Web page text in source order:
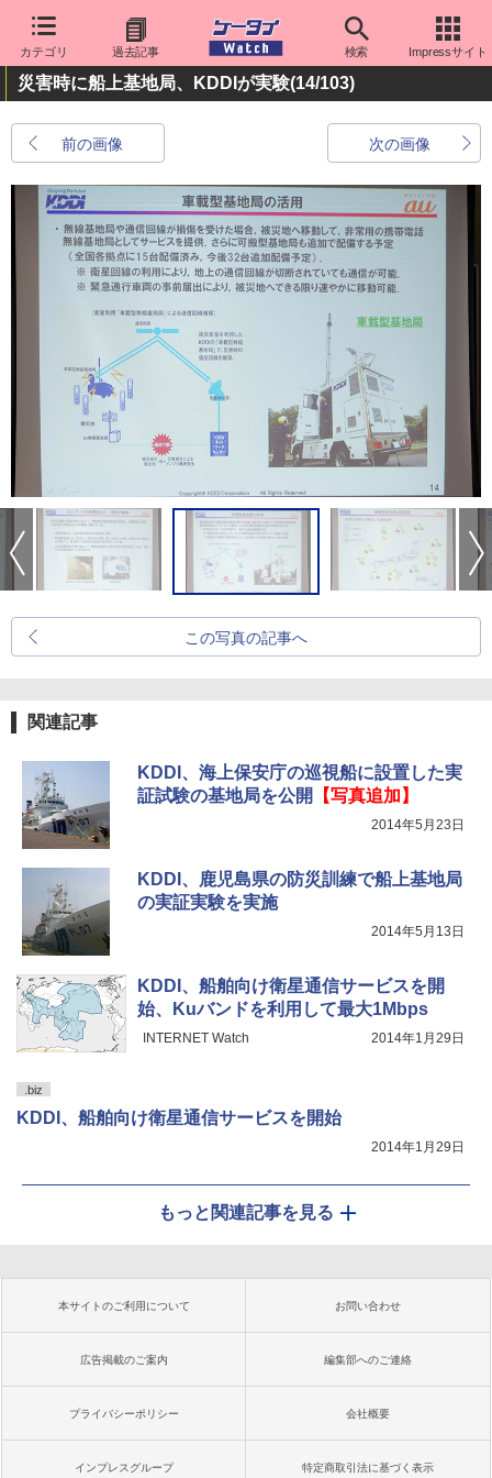
カテゴリ 過去記事 検索 Impressサイト
災害時に船上基地局、KDDIが実験(14/103)
前の画像 次の画像
この写真の記事へ
関連記事
KDDI、海上保安庁の巡視船に設置した実
証試験の基地局を公開
【写真追加】
2014年5月23日
KDDI、鹿児島県の防災訓練で船上基地局
の実証実験を実施
2014年5月13日
KDDI、船舶向け衛星通信サービスを開
始、Kuバンドを利用して最大1Mbps
INTERNET Watch 2014年1月29日
.biz
KDDI、船舶向け衛星通信サービスを開始
2014年1月29日
もっと関連記事を見る
本サイトのご利用について お問い合わせ
広告掲載のご案内 編集部へのご連絡
プライバシーポリシー 会社概要
インプレスグループ 特定商取引法に基づく表示